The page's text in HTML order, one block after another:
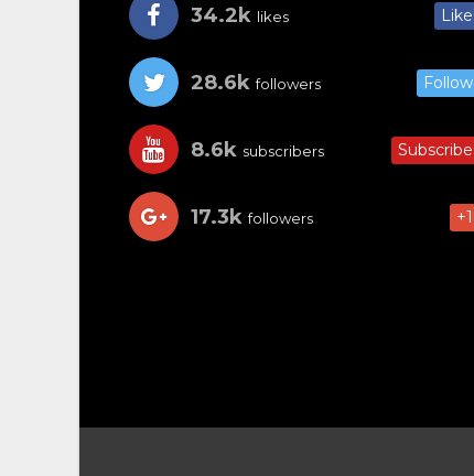
34.2k likes Like
28.6k followers Follow
8.6k subscribers Subscribe
17.3k followers +1